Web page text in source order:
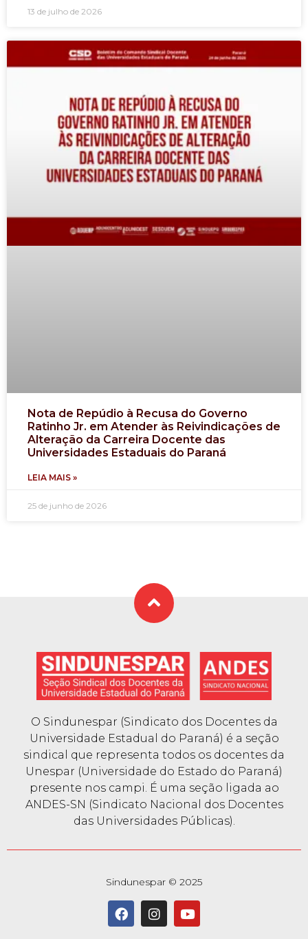
13 de julho de 2026
Nota de Repúdio à Recusa do Governo
Ratinho Jr. em Atender às Reivindicações de
Alteração da Carreira Docente das
Universidades Estaduais do Paraná
LEIA MAIS »
25 de junho de 2026
O Sindunespar (Sindicato dos Docentes da
Universidade Estadual do Paraná) é a seção
sindical que representa todos os docentes da
Unespar (Universidade do Estado do Paraná)
presente nos campi. É uma seção ligada ao
ANDES-SN (Sindicato Nacional dos Docentes
das Universidades Públicas).
Sindunespar © 2025